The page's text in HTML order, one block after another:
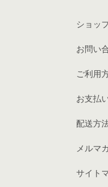
ショッ
お問い
ご利用
お支払
配送方
メルマ
サイト